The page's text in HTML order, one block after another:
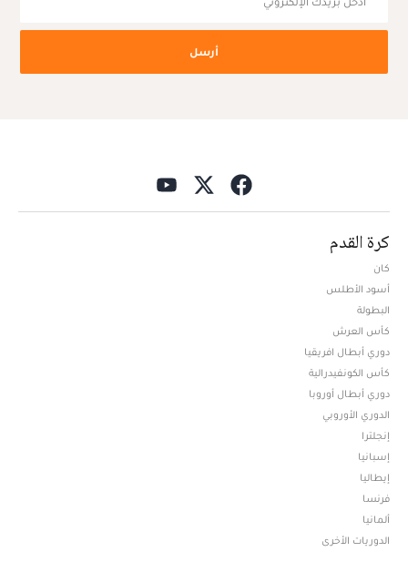
أرسل
كرة القدم
كان
أسود الأطلس
البطولة
كأس العرش
دوري أبطال افريقيا
كأس الكونفيدرالية
دوري أبطال أوروبا
الدوري الأوروبي
إنجلترا
إسبانيا
إيطاليا
فرنسا
ألمانيا
الدوريات الأخرى